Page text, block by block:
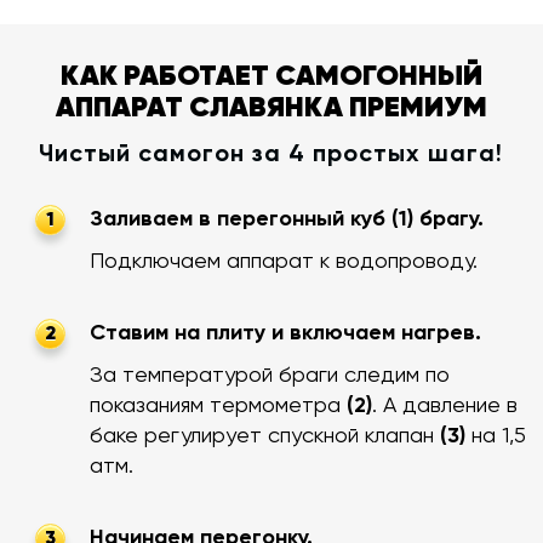
КАК РАБОТАЕТ САМОГОННЫЙ
АППАРАТ СЛАВЯНКА ПРЕМИУМ
Чистый самогон за 4 простых шага!
1
Заливаем в перегонный куб (1) брагу.
Подключаем аппарат к водопроводу.
2
Ставим на плиту и включаем нагрев.
За температурой браги следим по
показаниям термометра (2). А давление в
баке регулирует спускной клапан (3) на 1,5
атм.
Начинаем перегонку.